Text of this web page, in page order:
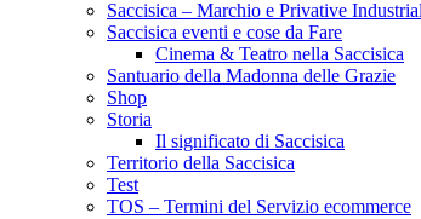
Saccisica – Marchio e Privative
Saccisica eventi e cose da Fare
Cinema & Teatro nella Saccisica
Santuario della Madonna delle Grazie
Shop
Storia
Il significato di Saccisica
Territorio della Saccisica
Test
TOS – Termini del Servizio ecommerce